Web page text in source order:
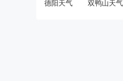
德阳天气 双鸭山天气